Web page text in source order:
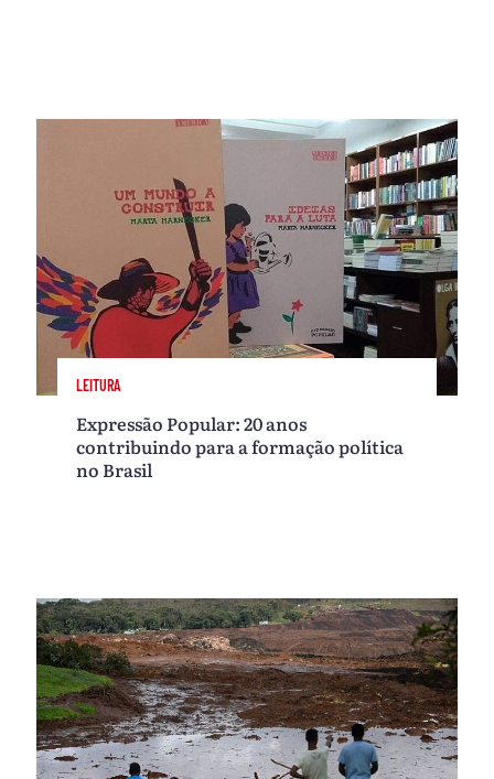
LEITURA
Expressão Popular: 20 anos
contribuindo para a formação política
no Brasil